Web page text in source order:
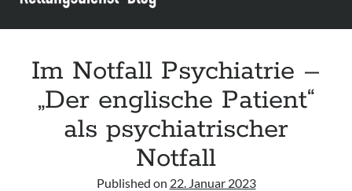
Leitlinie „Die geburtshilfliche Analgesie und Anästhesie“ der DGAI
Konsensuspapier „Management of endocrine emergencies –
Leitlinie „Bauchschmerz bei Kindern und Jugendlichen – Bildgebende
Diagnostik“ der GPR
Im Notfall Psychiatrie –
„Der englische Patient“
als psychiatrischer
Notfall
Published on 22. Januar 2023